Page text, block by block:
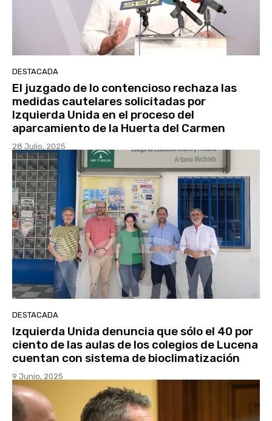
DESTACADA
El juzgado de lo contencioso rechaza las
medidas cautelares solicitadas por
Izquierda Unida en el proceso del
aparcamiento de la Huerta del Carmen
28 Julio, 2025
DESTACADA
Izquierda Unida denuncia que sólo el 40 por
ciento de las aulas de los colegios de Lucena
cuentan con sistema de bioclimatización
9 Junio, 2025